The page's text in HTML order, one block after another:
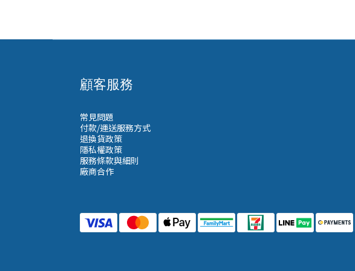
顧客服務
常見問題
付款/運送服務方式
退換貨政策
隱私權政策
服務條款與細則
廠商合作